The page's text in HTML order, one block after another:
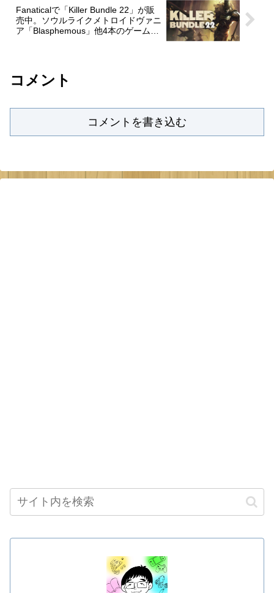
Fanaticalで「Killer Bundle 22」が販
売中。ソウルライクメトロイドヴァニ
ア「Blasphemous」他4本のゲームで
コメント
コメントを書き込む